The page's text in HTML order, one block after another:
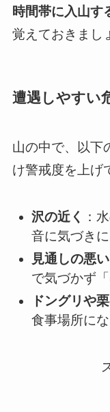
時間帯に入山す
覚えておきまし
遭遇しやすい
山の中で、以下
け警戒度を上げ
沢の近く
：
音に気づき
見通しの悪
で気づかず
ドングリや
食事場所に